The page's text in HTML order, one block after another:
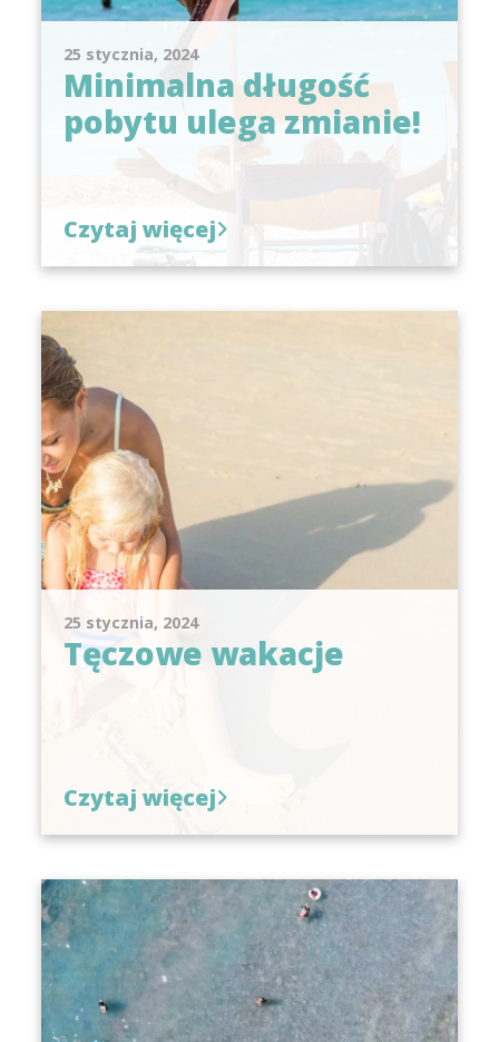
25 stycznia, 2024
Minimalna długość
pobytu ulega zmianie!
Czytaj więcej
25 stycznia, 2024
Tęczowe wakacje
Czytaj więcej